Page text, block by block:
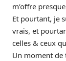
m’offre
Et pourtant, je
vrais, et
celles & ceux
Un moment de